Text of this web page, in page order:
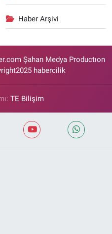
Haber Arşivi
Şahan Medya Productıon
habercilik
TE Bilişim